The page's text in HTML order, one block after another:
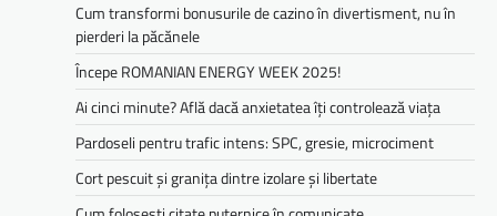
Cum transformi bonusurile de cazino în divertisment, nu în
pierderi la păcănele
Începe ROMANIAN ENERGY WEEK 2025!
Ai cinci minute? Află dacă anxietatea îți controlează viața
Pardoseli pentru trafic intens: SPC, gresie, microciment
Cort pescuit și granița dintre izolare și libertate